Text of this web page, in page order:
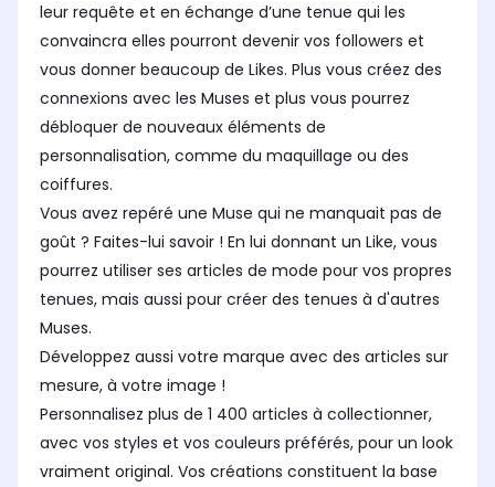
leur requête et en échange d’une tenue qui les
convaincra elles pourront devenir vos followers et
vous donner beaucoup de Likes. Plus vous créez des
connexions avec les Muses et plus vous pourrez
débloquer de nouveaux éléments de
personnalisation, comme du maquillage ou des
coiffures.
Vous avez repéré une Muse qui ne manquait pas de
goût ? Faites-lui savoir ! En lui donnant un Like, vous
pourrez utiliser ses articles de mode pour vos propres
tenues, mais aussi pour créer des tenues à d'autres
Muses.
Développez aussi votre marque avec des articles sur
mesure, à votre image !
Personnalisez plus de 1 400 articles à collectionner,
avec vos styles et vos couleurs préférés, pour un look
vraiment original. Vos créations constituent la base